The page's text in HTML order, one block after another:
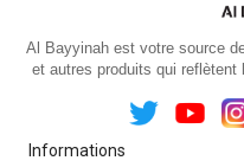
Al Bayyinah est votre source
et autres produits qui reflètent
Informations